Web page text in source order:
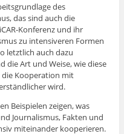
des
das sind auch die
Konferenz und ihr
zu intensiveren Formen
letztlich auch dazu
die Art und Weise, wie diese
die Kooperation mit
wird.
Beispielen zeigen, was
Journalismus, Fakten und
miteinander kooperieren.